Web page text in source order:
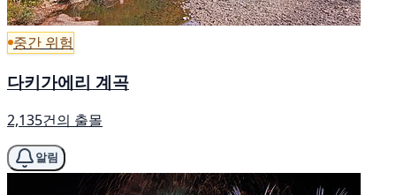
중간 위험
다키가에리 계곡
2,135건의 출몰
알림